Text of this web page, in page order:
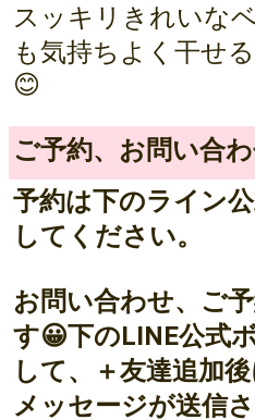
スッキリきれいな
も気持ちよく干せ
😊
ご予約、お問い合
予約は下のライン
してください。
お問い合わせ、ご
す😀下のLINE公式
して、＋友達追加
メッセージが送信